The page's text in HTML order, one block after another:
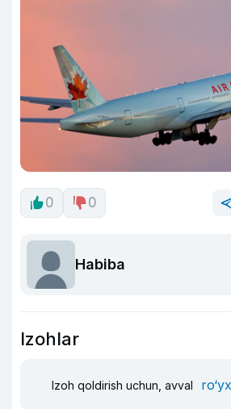
0 0
Habiba
Izohlar
Izoh qoldirish uchun, avval